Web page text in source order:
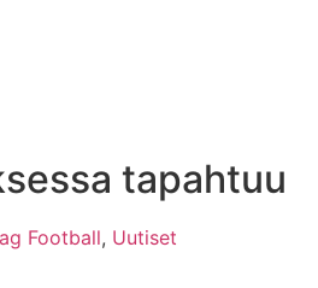
tapahtuu
Football, Uutiset